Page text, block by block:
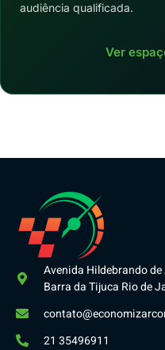
audiência qualificada.
Ver
Avenida Hildebrando
Barra da Tijuca Rio de
21 35496911